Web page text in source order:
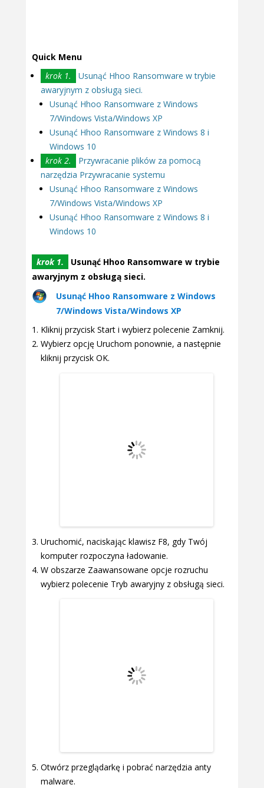
Quick Menu
krok 1.
Usunąć Hhoo Ransomware w trybie
awaryjnym z obsługą sieci.
Usunąć Hhoo Ransomware z Windows
7/Windows Vista/Windows XP
Usunąć Hhoo Ransomware z Windows 8 i
Windows 10
krok 2.
Przywracanie plików za pomocą
narzędzia Przywracanie systemu
Usunąć Hhoo Ransomware z Windows
7/Windows Vista/Windows XP
Usunąć Hhoo Ransomware z Windows 8 i
Windows 10
krok 1.
Usunąć Hhoo Ransomware w trybie
awaryjnym z obsługą sieci.
Usunąć Hhoo Ransomware z Windows
7/Windows Vista/Windows XP
Kliknij przycisk Start i wybierz polecenie Zamknij.
Wybierz opcję Uruchom ponownie, a następnie
kliknij przycisk OK.
Uruchomić, naciskając klawisz F8, gdy Twój
komputer rozpoczyna ładowanie.
W obszarze Zaawansowane opcje rozruchu
wybierz polecenie Tryb awaryjny z obsługą sieci.
Otwórz przeglądarkę i pobrać narzędzia anty
malware.